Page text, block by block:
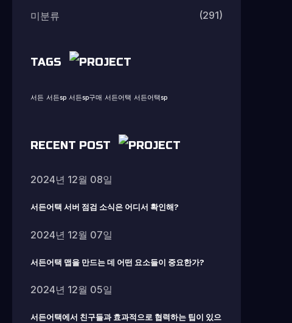
미분류 (291)
TAGS
서든 서든sp 서든sp구매 서든어택 서든어택sp
RECENT POST
2024년 12월 08일
서든어택 서버 점검 소식은 어디서 확인해?
2024년 12월 07일
서든어택 맵을 만드는 데 어떤 요소들이 중요한가?
2024년 12월 05일
서든어택에서 친구들과 효과적으로 협력하는 팁이 있으